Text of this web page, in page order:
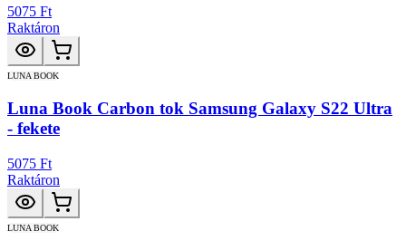
5075 Ft
Raktáron
LUNA BOOK
Luna Book Carbon tok Samsung Galaxy S22 Ultra
- fekete
5075 Ft
Raktáron
LUNA BOOK